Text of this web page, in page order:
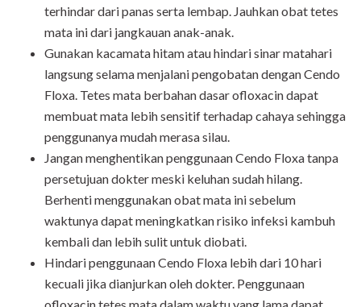
terhindar dari panas serta lembap. Jauhkan obat tetes
mata ini dari jangkauan anak-anak.
Gunakan kacamata hitam atau hindari sinar matahari
langsung selama menjalani pengobatan dengan Cendo
Floxa. Tetes mata berbahan dasar ofloxacin dapat
membuat mata lebih sensitif terhadap cahaya sehingga
penggunanya mudah merasa silau.
Jangan menghentikan penggunaan Cendo Floxa tanpa
persetujuan dokter meski keluhan sudah hilang.
Berhenti menggunakan obat mata ini sebelum
waktunya dapat meningkatkan risiko infeksi kambuh
kembali dan lebih sulit untuk diobati.
Hindari penggunaan Cendo Floxa lebih dari 10 hari
kecuali jika dianjurkan oleh dokter. Penggunaan